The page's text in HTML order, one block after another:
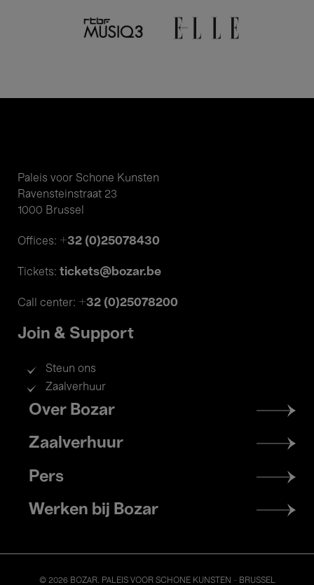
Paleis voor Schone Kunsten
Ravensteinstraat 23
1000 Brussel
Offices: +32 (0)25078430
Tickets: tickets@bozar.be
Call center: +32 (0)25078200
Join & Support
Steun ons
Zaalverhuur
Footer
menu
Over Bozar
Zaalverhuur
Pers
Werken bij Bozar
© 2026 BOZAR. PALEIS VOOR SCHONE KUNSTEN - BRUSSEL